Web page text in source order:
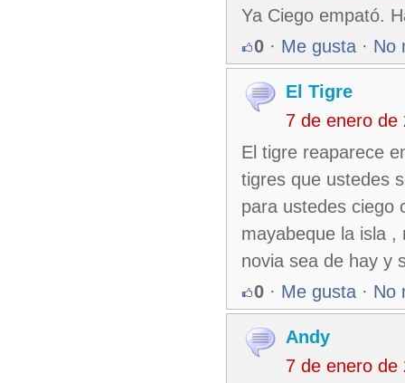
Ya Ciego empató.
0 · Me gusta · No
El Tigre
7 de enero de
El tigre reaparece
tigres que ustedes
para ustedes ciego
mayabeque la isla
novia sea de hay y
0 · Me gusta · No
Andy
7 de enero de